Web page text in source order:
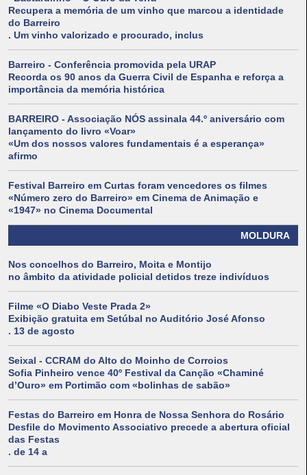
Recupera a memória de um vinho que marcou a identidade
do Barreiro
. Um vinho valorizado e procurado, inclus
Barreiro - Conferência promovida pela URAP
Recorda os 90 anos da Guerra Civil de Espanha e reforça a
importância da memória histórica
BARREIRO - Associação NÓS assinala 44.º aniversário com
lançamento do livro «Voar»
«Um dos nossos valores fundamentais é a esperança»
afirmo
Festival Barreiro em Curtas foram vencedores os filmes
«Número zero do Barreiro» em Cinema de Animação e
«1947» no Cinema Documental
MOLDURA
Nos concelhos do Barreiro, Moita e Montijo
no âmbito da atividade policial detidos treze indivíduos
Filme «O Diabo Veste Prada 2»
Exibição gratuita em Setúbal no Auditório José Afonso
. 13 de agosto
Seixal - CCRAM do Alto do Moinho de Corroios
Sofia Pinheiro vence 40º Festival da Canção «Chaminé
d’Ouro» em Portimão com «bolinhas de sabão»
Festas do Barreiro em Honra de Nossa Senhora do Rosário
Desfile do Movimento Associativo precede a abertura oficial
das Festas
. de 14 a